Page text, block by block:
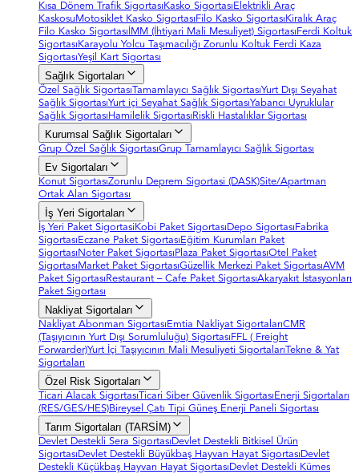
Kısa Dönem Trafik Sigortası Kasko Sigortası Elektrikli Araç
Kaskosu Motosiklet Kasko Sigortası Filo Kasko Sigortası Kiralık Araç
Filo Kasko Sigortası İMM (İhtiyari Mali Mesuliyet) Sigortası Ferdi Koltuk
Sigortası Karayolu Yolcu Taşımacılığı Zorunlu Koltuk Ferdi Kaza
SigortasıYeşil Kart Sigortası
Sağlık Sigortaları
Özel Sağlık Sigortası Tamamlayıcı Sağlık SigortasıYurt Dışı Seyahat
Sağlık SigortasıYurt içi Seyahat Sağlık SigortasıYabancı Uyruklular
Sağlık Sigortası Hamilelik Sigortası Riskli Hastalıklar Sigortası
Kurumsal Sağlık Sigortaları
Grup Özel Sağlık SigortasıGrup Tamamlayıcı Sağlık Sigortası
Ev Sigortaları
Konut SigortasıZorunlu Deprem Sigortasi (DASK)Site/Apartman
Ortak Alan Sigortası
İş Yeri Sigortaları
İş Yeri Paket Sigortasi Kobi Paket Sigortası Depo Sigortası Fabrika
Sigortası Eczane Paket Sigortası Eğitim Kurumları Paket
Sigortası Noter Paket Sigortası Plaza Paket SigortasıOtel Paket
Sigortası Market Paket SigortasıGüzellik Merkezi Paket SigortasıAVM
Paket Sigortası Restaurant – Cafe Paket SigortasıAkaryakıt İstasyonları
Paket Sigortası
Nakliyat Sigortaları
Nakliyat Abonman Sigortası Emtia Nakliyat SigortalarıCMR
(Taşıyıcının Yurt Dışı Sorumluluğu) Sigortası FFL ( Freight
Forwarder)Yurt İçi Taşıyıcının Mali Mesuliyeti Sigortaları Tekne & Yat
Sigortaları
Özel Risk Sigortaları
Ticari Alacak Sigortası Ticari Siber Güvenlik Sigortası Enerji Sigortaları
(RES/GES/HES)Bireysel Çatı Tipi Güneş Enerji Paneli Sigortası
Tarım Sigortaları (TARSİM)
Devlet Destekli Sera Sigortası Devlet Destekli Bitkisel Ürün
Sigortası Devlet Destekli Büyükbaş Hayvan Hayat Sigortası Devlet
Destekli Küçükbaş Hayvan Hayat Sigortası Devlet Destekli Kümes